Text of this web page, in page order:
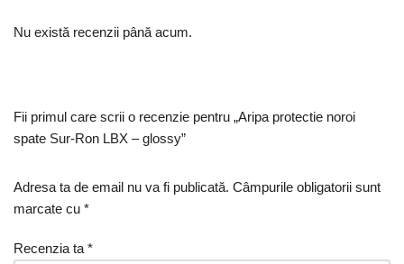
Nu există recenzii până acum.
Fii primul care scrii o recenzie pentru „Aripa protectie noroi
spate Sur-Ron LBX – glossy”
Adresa ta de email nu va fi publicată. Câmpurile obligatorii sunt
marcate cu *
Recenzia ta *